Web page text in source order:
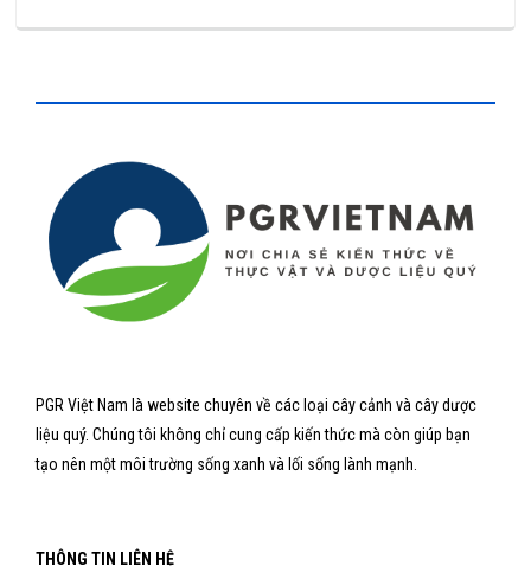
PGR Việt Nam là website chuyên về các loại cây cảnh và cây dược
liệu quý. Chúng tôi không chỉ cung cấp kiến thức mà còn giúp bạn
tạo nên một môi trường sống xanh và lối sống lành mạnh.
THÔNG TIN LIÊN HỆ